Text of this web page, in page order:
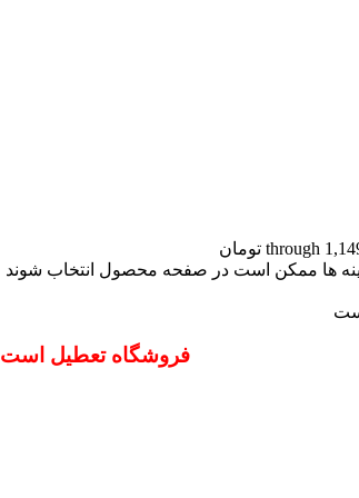
ها ممکن است در صفحه محصول انتخاب شوند
فروشگاه تعطیل است